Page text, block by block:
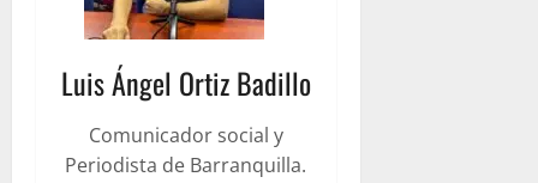
Luis Ángel Ortiz Badillo
Comunicador social y
Periodista de Barranquilla.